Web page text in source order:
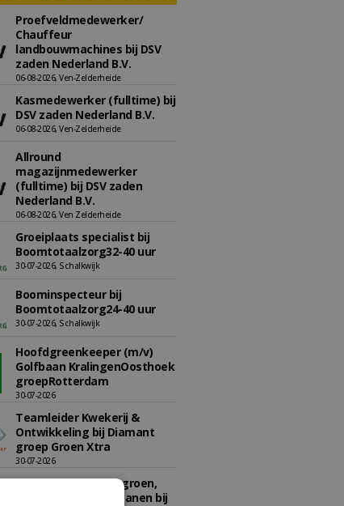
Proefveldmedewerker/
Chauffeur
landbouwmachines bij DSV
zaden Nederland B.V.
06-08-2026, Ven-Zelderheide
Kasmedewerker (fulltime) bij
DSV zaden Nederland B.V.
06-08-2026, Ven-Zelderheide
Allround
magazijnmedewerker
(fulltime) bij DSV zaden
Nederland B.V.
06-08-2026, Ven Zelderheide
Groeiplaats specialist bij
Boomtotaalzorg32-40 uur
30-07-2026, Schalkwijk
Boominspecteur bij
Boomtotaalzorg24-40 uur
30-07-2026, Schalkwijk
Hoofdgreenkeeper (m/v)
Golfbaan KralingenOosthoek
groepRotterdam
30-07-2026
Teamleider Kwekerij &
Ontwikkeling bij Diamant
groep Groen Xtra
30-07-2026
Adviseur openbaar groen,
sportvelden & golfbanen bij